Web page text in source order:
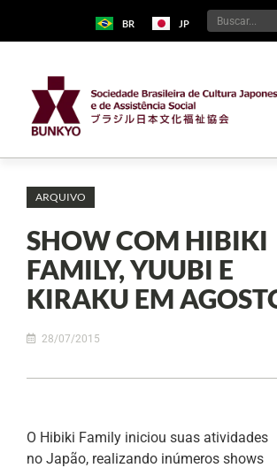
BR JP
ARQUIVO
SHOW COM HIBIKI
FAMILY, YUUBI E
KIRAKU EM
28/07/2015
O Hibiki Family iniciou suas atividades
no Japão, realizando inúmeros shows